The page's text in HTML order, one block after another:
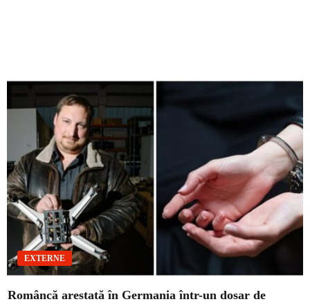
EXTERNE
Româncă arestată în Germania într-un dosar de